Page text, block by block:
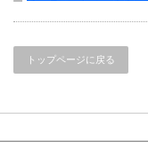
トップページに戻る